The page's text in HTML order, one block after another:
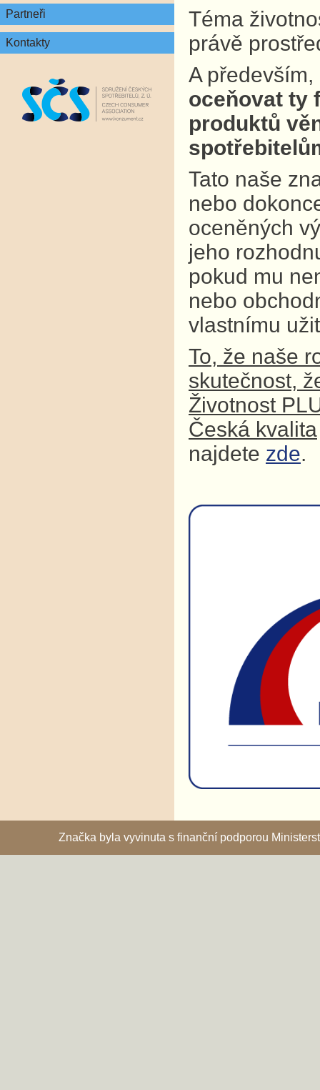
Partneři
Kontakty
Téma
právě
A především,
oceňovat ty
produktů
Tato naše
nebo
oceněných
jeho
pokud mu
nebo
vlastnímu
To, že naše
skutečnost,
Životnost
Česká kvalita
najdete zde.
Značka byla vyvinuta s finanční podporou